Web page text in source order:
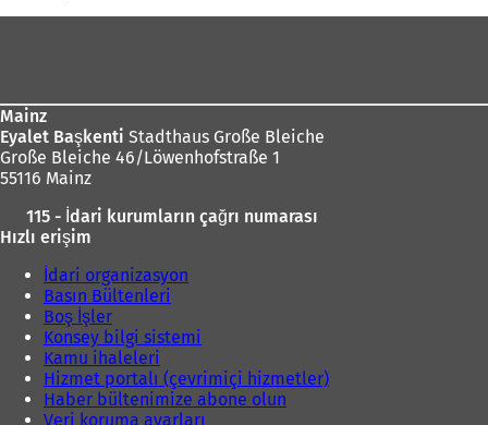
Mainz
Eyalet Başkenti Stadthaus Große Bleiche
Große Bleiche 46/Löwenhofstraße 1
55116 Mainz
115 - İdari kurumların çağrı numarası
Hızlı erişim
İdari organizasyon
Basın Bültenleri
Boş İşler
Konsey bilgi sistemi
Kamu ihaleleri
Hizmet portalı (çevrimiçi hizmetler)
Haber bültenimize abone olun
Veri koruma ayarları